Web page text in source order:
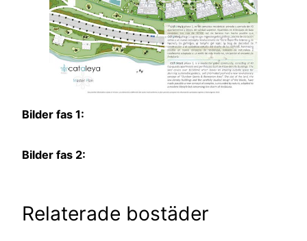
Bilder fas 1:
Bilder fas 2:
Relaterade bostäder